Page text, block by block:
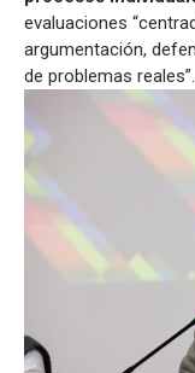
evaluaciones
argumentación,
de problemas reales”.